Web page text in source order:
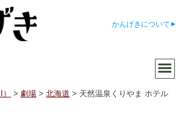
かんげきについて
>劇場 >北海道 > 天然温泉くりやま ホテル